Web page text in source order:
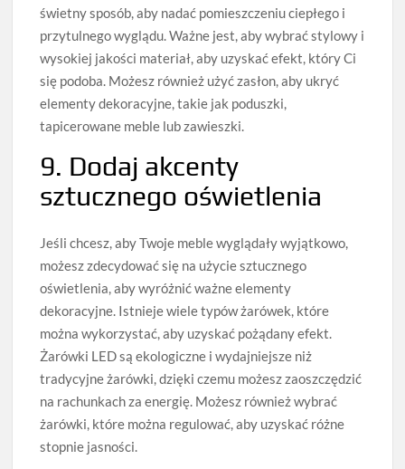
świetny sposób, aby nadać pomieszczeniu ciepłego i
przytulnego wyglądu. Ważne jest, aby wybrać stylowy i
wysokiej jakości materiał, aby uzyskać efekt, który Ci
się podoba. Możesz również użyć zasłon, aby ukryć
elementy dekoracyjne, takie jak poduszki,
tapicerowane meble lub zawieszki.
9. Dodaj akcenty
sztucznego oświetlenia
Jeśli chcesz, aby Twoje meble wyglądały wyjątkowo,
możesz zdecydować się na użycie sztucznego
oświetlenia, aby wyróżnić ważne elementy
dekoracyjne. Istnieje wiele typów żarówek, które
można wykorzystać, aby uzyskać pożądany efekt.
Żarówki LED są ekologiczne i wydajniejsze niż
tradycyjne żarówki, dzięki czemu możesz zaoszczędzić
na rachunkach za energię. Możesz również wybrać
żarówki, które można regulować, aby uzyskać różne
stopnie jasności.